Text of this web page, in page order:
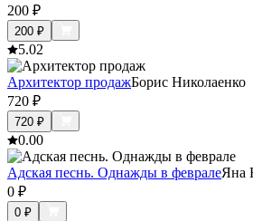
200 ₽
200 ₽
5.02
Архитектор продажБорис Николаенко
720 ₽
720 ₽
0.00
Адская песнь. Однажды в февралеЯна
0 ₽
0 ₽